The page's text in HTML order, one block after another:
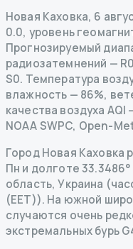
Новая Каховка, 6
0.0, уровень
Прогнозируемый
радиозатемнений — R0
S0. Температура
влажность — 86%,
качества воздуха AQI
NOAA SWPC, Open-
Город Новая Каховка
Пн и долготе
область, Украина
(EET)). На южной
случаются очень
экстремальных бурь